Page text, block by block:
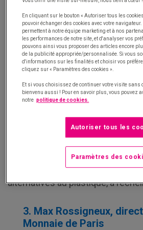
a trois ans.
2. Stéphane Faustin-
des achats du Groupe
Fervent défenseur de la planète,
Leybach est convaincu que la
rôle à jouer pour soutenir la cause
Groupe NAOS depuis
en favorisant les circuits courts,
espaces de stockage… En
un groupement d’acheteurs pour
alternatives au plastique, à
3. Max Rossigneux,
Monnaie de Paris
En cliquant sur le bouton « Autoriser tous les
pouvoir échanger des cookies avec votre
permettent à notre équipe marketing et à nos
les performances de notre site, et d'analyser vos
pouvons ainsi vous proposer des articles encore
de la publicité appropriée/personnalisée. Si vous
d'informations sur les finalités et choisir vos
cliquez sur « Paramètres des cookies ».
Et si vous choisissez de continuer votre visite sans
bienvenu aussi ! Pour en savoir plus, vous pouvez
notre politique de cookies.
Autoriser tous les
Paramètres des